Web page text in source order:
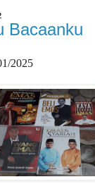
Bacaanku
2025